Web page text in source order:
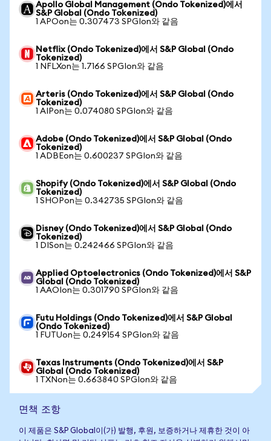
Apollo Global Management (Ondo Tokenized)에서
S&P Global (Ondo Tokenized)
1 APOon는 0.307473 SPGIon와 같음
Netflix (Ondo Tokenized)에서 S&P Global (Ondo
Tokenized)
1 NFLXon는 1.7166 SPGIon와 같음
Arteris (Ondo Tokenized)에서 S&P Global (Ondo
Tokenized)
1 AIPon는 0.074080 SPGIon와 같음
Adobe (Ondo Tokenized)에서 S&P Global (Ondo
Tokenized)
1 ADBEon는 0.600237 SPGIon와 같음
Shopify (Ondo Tokenized)에서 S&P Global (Ondo
Tokenized)
1 SHOPon는 0.342735 SPGIon와 같음
Disney (Ondo Tokenized)에서 S&P Global (Ondo
Tokenized)
1 DISon는 0.242466 SPGIon와 같음
Applied Optoelectronics (Ondo Tokenized)에서 S&P
Global (Ondo Tokenized)
1 AAOIon는 0.301790 SPGIon와 같음
Futu Holdings (Ondo Tokenized)에서 S&P Global
(Ondo Tokenized)
1 FUTUon는 0.249154 SPGIon와 같음
Texas Instruments (Ondo Tokenized)에서 S&P
Global (Ondo Tokenized)
1 TXNon는 0.663840 SPGIon와 같음
면책 조항
이 제품은 S&P Global이(가) 발행, 후원, 보증하거나 제휴한 것이 아